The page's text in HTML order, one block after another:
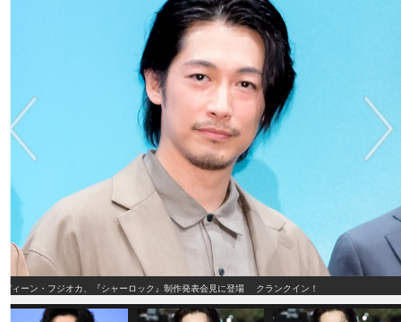
ディーン・フジオカ、『シャーロック』制作発表会見に登場 クランクイン！